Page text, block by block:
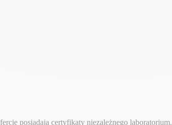
posiadają certyfikaty niezależnego laboratorium.